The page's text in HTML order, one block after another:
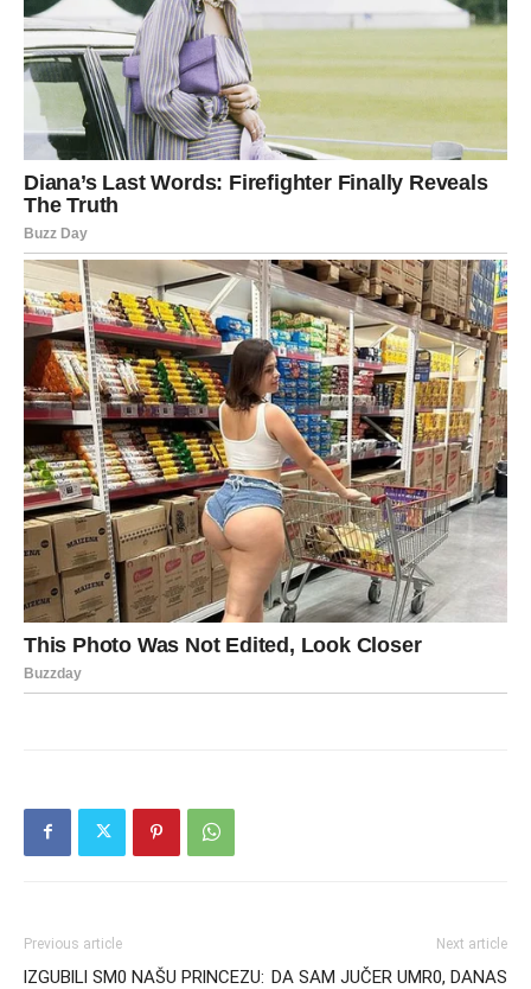
Previous article
lZGUBlLl SM0 NAŠU PRlNCEZU:
Next article
DA SAM JUČER UMR0, DANAS